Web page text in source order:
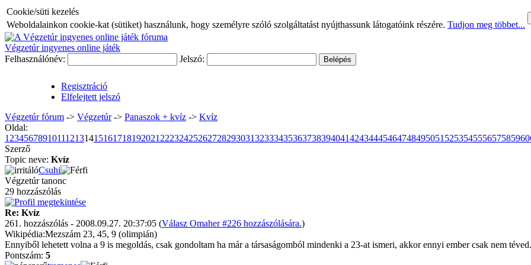
Cookie/süti kezelés
Weboldalainkon cookie-kat (sütiket) használunk, hogy személyre szóló szolgáltatást nyújthassunk látogatóink részére. Tudjon meg többet...
Végzetúr ingyenes online játék
Felhasználónév:
Jelszó:
Regisztráció
Elfelejtett jelszó
Végzetúr fórum -> Végzetúr-> Panaszok + kvíz -> Kvíz
Oldal:
1 23456789101112131415161718192021 222324252627282930313233343536373839404142434445464748495051 525354555657585960
Szerző
Topic neve: Kvíz
Csuhi
Végzetúr tanonc
29 hozzászólás
Re: Kvíz
261. hozzászólás - 2008.09.27. 20:37:05 (Válasz Omaher #226 hozzászólására.)
Wikipédia:Mezszám 23, 45, 9 (olimpián)
Ennyiből lehetett volna a 9 is megoldás, csak gondoltam ha már a társaságomból mindenki a 23-at ismeri, akkor ennyi ember csak nem téved.
Pontszám: 5